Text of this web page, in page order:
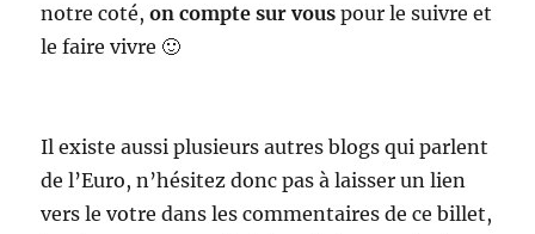
notre coté,on compte sur vous pour le suivre et
le faire vivre 🙂
Il existe aussi plusieurs autres blogs qui parlent
de l’Euro, n’hésitez donc pas à laisser un lien
vers le votre dans les commentaires de ce billet,